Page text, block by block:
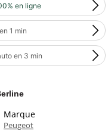
en ligne
1 min
en 3 min
Marque
Peugeot